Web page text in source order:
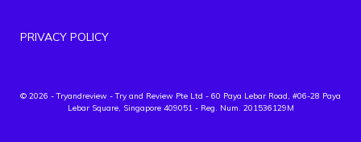
PRIVACY POLICY
© 2026 - Tryandreview - Try and Review Pte Ltd - 60 Paya Lebar Road, #06-28 Paya
Lebar Square, Singapore 409051 - Reg. Num. 201536129M